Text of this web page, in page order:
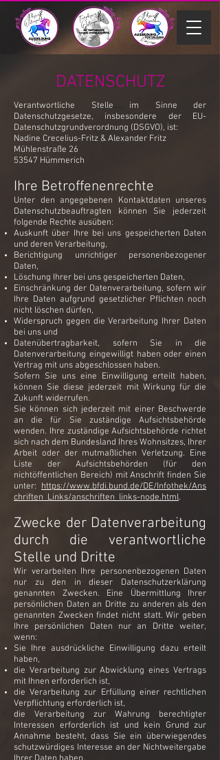
DATENSCHUTZ
Verantwortliche Stelle im Sinne der
Datenschutzgesetze, insbesondere der EU-
Datenschutzgrundverordnung (DSGVO), ist:
Nadine Crecelius-Fritz & Alexander Fritz
Mühlenstraße 26
53547 Hümmerich
Ihre Betroffenenrechte
Unter den angegebenen Kontaktdaten unseres
Datenschutzbeauftragten können Sie jederzeit
folgende Rechte ausüben:
Auskunft über Ihre bei uns gespeicherten Daten
und deren Verarbeitung,
Berichtigung unrichtiger personenbezogener
Daten,
Löschung Ihrer bei uns gespeicherten Daten,
Einschränkung der Datenverarbeitung, sofern wir
Ihre Daten aufgrund gesetzlicher Pflichten noch
nicht löschen dürfen,
Widerspruch gegen die Verarbeitung Ihrer Daten
bei uns und
Datenübertragbarkeit, sofern Sie in die
Datenverarbeitung eingewilligt haben oder einen
Vertrag mit uns abgeschlossen haben.
Sofern Sie uns eine Einwilligung erteilt haben,
können Sie diese jederzeit mit Wirkung für die
Zukunft widerrufen.
Sie können sich jederzeit mit einer Beschwerde
an die für Sie zuständige Aufsichtsbehörde
wenden. Ihre zuständige Aufsichtsbehörde richtet
sich nach dem Bundesland Ihres Wohnsitzes, Ihrer
Arbeit oder der mutmaßlichen Verletzung. Eine
Liste der Aufsichtsbehörden (für den
nichtöffentlichen Bereich) mit Anschrift finden Sie
unter: https://www.bfdi.bund.de/DE/Infothek/Ans
chriften_Links/anschriften_links-node.html.
Zwecke der Datenverarbeitung
durch die verantwortliche
Stelle und Dritte
Wir verarbeiten Ihre personenbezogenen Daten
nur zu den in dieser Datenschutzerklärung
genannten Zwecken. Eine Übermittlung Ihrer
persönlichen Daten an Dritte zu anderen als den
genannten Zwecken findet nicht statt. Wir geben
Ihre persönlichen Daten nur an Dritte weiter,
wenn:
Sie Ihre ausdrückliche Einwilligung dazu erteilt
haben,
die Verarbeitung zur Abwicklung eines Vertrags
mit Ihnen erforderlich ist,
die Verarbeitung zur Erfüllung einer rechtlichen
Verpflichtung erforderlich ist,
die Verarbeitung zur Wahrung berechtigter
Interessen erforderlich ist und kein Grund zur
Annahme besteht, dass Sie ein überwiegendes
schutzwürdiges Interesse an der Nichtweitergabe